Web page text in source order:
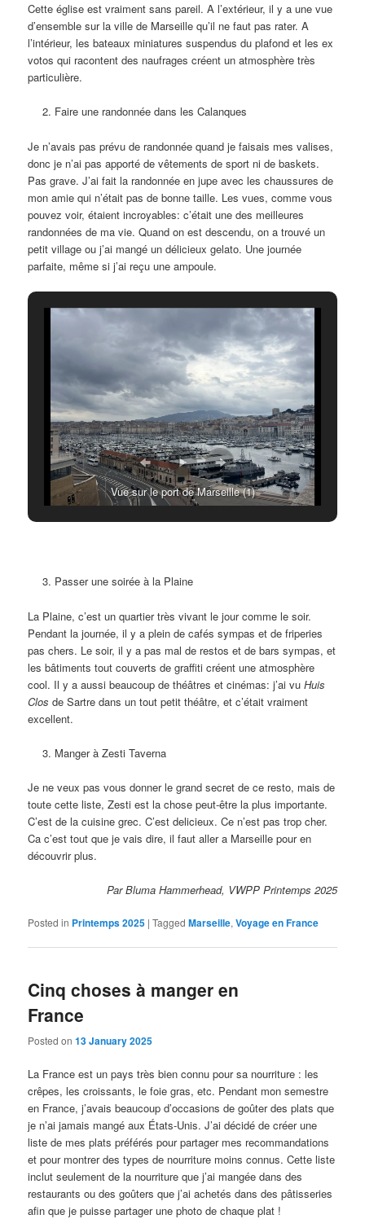
Cette église est vraiment sans pareil. A l’extérieur, il y a une vue
d’ensemble sur la ville de Marseille qu’il ne faut pas rater. A
l’intérieur, les bateaux miniatures suspendus du plafond et les ex
votos qui racontent des naufrages créent un atmosphère très
particulière.
Faire une randonnée dans les Calanques
Je n’avais pas prévu de randonnée quand je faisais mes valises,
donc je n’ai pas apporté de vêtements de sport ni de baskets.
Pas grave. J’ai fait la randonnée en jupe avec les chaussures de
mon amie qui n’était pas de bonne taille. Les vues, comme vous
pouvez voir, étaient incroyables: c’était une des meilleures
randonnées de ma vie. Quand on est descendu, on a trouvé un
petit village ou j’ai mangé un délicieux gelato. Une journée
parfaite, même si j’ai reçu une ampoule.
Vue sur le port de Marseille (1)
Passer une soirée à la Plaine
La Plaine, c’est un quartier très vivant le jour comme le soir.
Pendant la journée, il y a plein de cafés sympas et de friperies
pas chers. Le soir, il y a pas mal de restos et de bars sympas, et
les bâtiments tout couverts de graffiti créent une atmosphère
cool. Il y a aussi beaucoup de théâtres et cinémas: j’ai vuHuis
Closde Sartre dans un tout petit théâtre, et c’était vraiment
excellent.
Manger à Zesti Taverna
Je ne veux pas vous donner le grand secret de ce resto, mais de
toute cette liste, Zesti est la chose peut-être la plus importante.
C’est de la cuisine grec. C’est delicieux. Ce n’est pas trop cher.
Ca c’est tout que je vais dire, il faut aller a Marseille pour en
découvrir plus.
Par Bluma Hammerhead, VWPP Printemps 2025
Posted in Printemps 2025 |Tagged Marseille,Voyage en France
Cinq choses à manger en
France
Posted on13 January 2025
La France est un pays très bien connu pour sa nourriture : les
crêpes, les croissants, le foie gras, etc. Pendant mon semestre
en France, j’avais beaucoup d’occasions de goûter des plats que
je n’ai jamais mangé aux États-Unis. J’ai décidé de créer une
liste de mes plats préférés pour partager mes recommandations
et pour montrer des types de nourriture moins connus. Cette liste
inclut seulement de la nourriture que j’ai mangée dans des
restaurants ou des goûters que j’ai achetés dans des pâtisseries
afin que je puisse partager une photo de chaque plat !